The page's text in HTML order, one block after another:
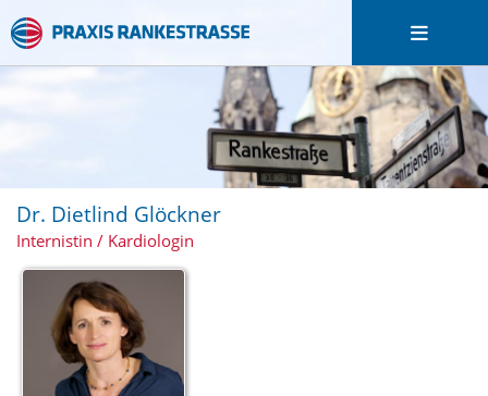
Dr. Dietlind Glöckner
Internistin / Kardiologin